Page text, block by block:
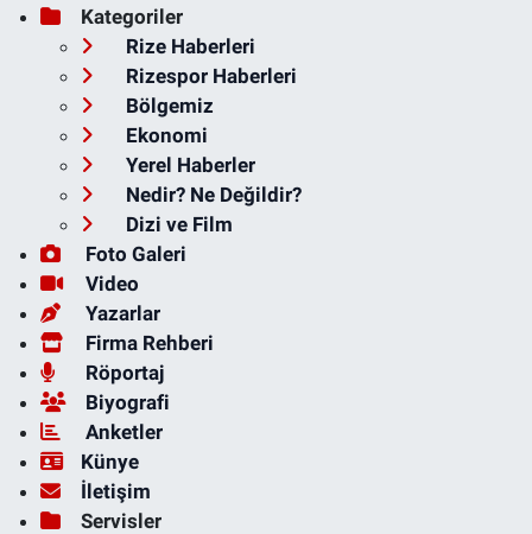
Kategoriler
Rize Haberleri
Rizespor Haberleri
Bölgemiz
Ekonomi
Yerel Haberler
Nedir? Ne Değildir?
Dizi ve Film
Foto Galeri
Video
Yazarlar
Firma Rehberi
Röportaj
Biyografi
Anketler
Künye
İletişim
Servisler